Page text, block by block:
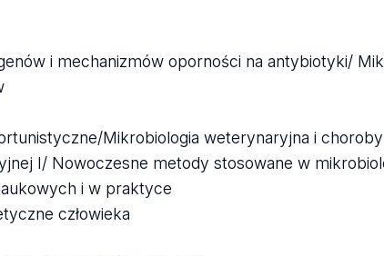
i mechanizmów oporności na antybiotyki/
Mikrobiologia weterynaryjna i
I/ Nowoczesne metody stosowane w
i w praktyce
człowieka